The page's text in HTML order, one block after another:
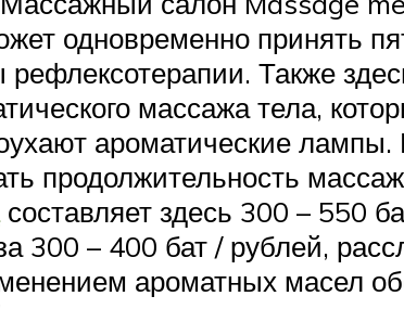
одновременно принять
Также
массажа тела,
ароматические лампы.
продолжительность
составляет здесь 300 – 550
300 – 400 бат / рублей,
ароматных масел